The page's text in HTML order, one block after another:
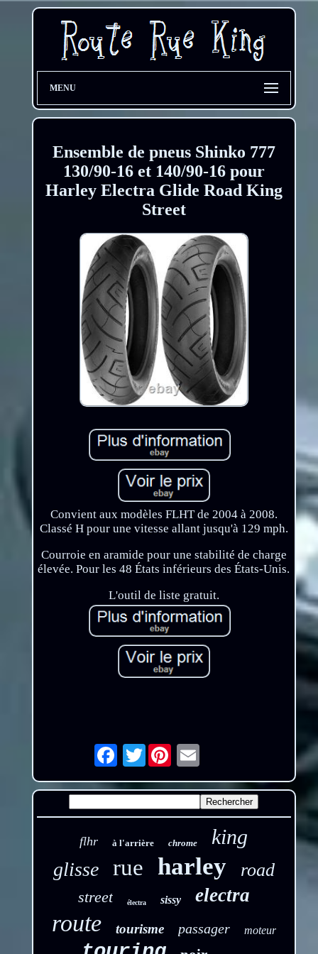
MENU
Ensemble de pneus Shinko 777
130/90-16 et 140/90-16 pour
Harley Electra Glide Road King
Street
Convient aux modèles FLHT de 2004 à 2008.
Classé H pour une vitesse allant jusqu'à 129 mph.
Courroie en aramide pour une stabilité de charge
élevée. Pour les 48 États inférieurs des États-Unis.
L'outil de liste gratuit.
Twitter Email
flhr à l'arrière chrome king
glisse rue harley road
street électra sissy electra
route tourisme passager moteur